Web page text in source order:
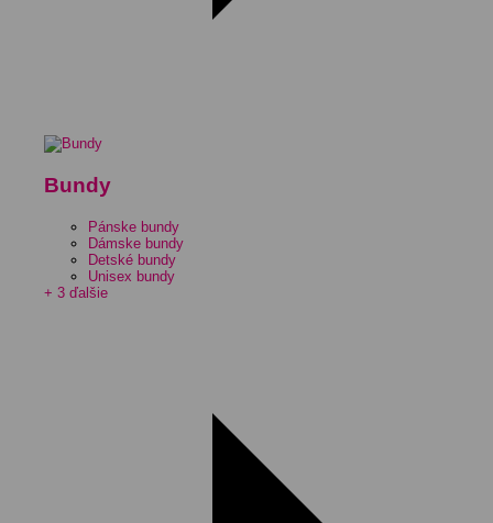
Bundy
Pánske bundy
Dámske bundy
Detské bundy
Unisex bundy
+ 3 ďalšie